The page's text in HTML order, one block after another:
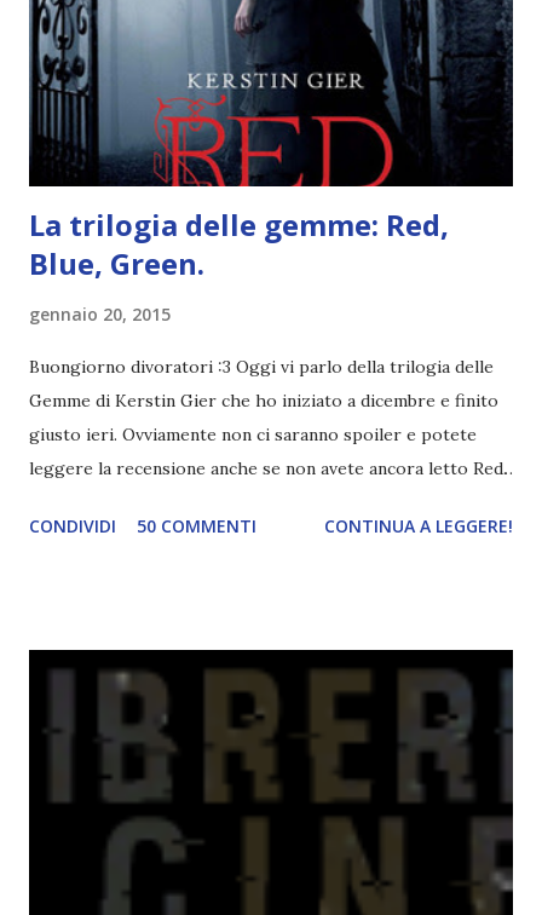
mio ragazzo ed è come quei film dell'orrore che guardi
coprendoti gli occhi. È bellissimo, forte, e assolutamente
terrificante. Non mi vede neppure. Ma io l'ho notato. L'ho
visto, l'ho sentito. Le cose che ha fatto, i misfatti ch...
La trilogia delle gemme: Red,
Blue, Green.
gennaio 20, 2015
Buongiorno divoratori :3 Oggi vi parlo della trilogia delle
Gemme di Kerstin Gier che ho iniziato a dicembre e finito
giusto ieri. Ovviamente non ci saranno spoiler e potete
leggere la recensione anche se non avete ancora letto Red.
Green sono state delle letture molto piacevoli ma non
potete capire le mie aspettative! Innanzitutto, se la Gier o
probabilmente lo avrei apprezzato molto di più. Red è
molto introduttivo, nel senso che in trecento pagine non
succede un bel niente. E non ha nemmeno un finale ._.
finisce esattamente nel bel mezzo della storia (anzi, quale
"mezzo" della storia? Questa storia ha praticamente solo
CONDIVIDI 50 COMMENTI CONTINUA A LEGGERE!